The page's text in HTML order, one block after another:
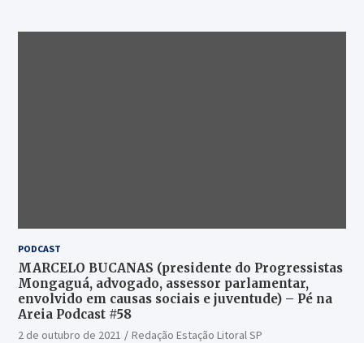
PODCAST
MARCELO BUCANAS (presidente do Progressistas
Mongaguá, advogado, assessor parlamentar,
envolvido em causas sociais e juventude) – Pé na
Areia Podcast #58
2 de outubro de 2021 Redação Estação Litoral SP